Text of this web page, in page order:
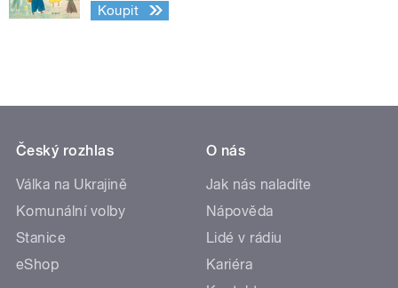
Koupit
Český rozhlas
Válka na Ukrajině
Komunální volby
Stanice
eShop
O nás
Jak nás naladíte
Nápověda
Lidé v rádiu
Kariéra